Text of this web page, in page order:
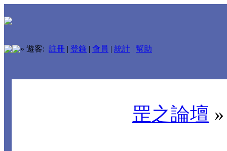
» 遊客: 註冊 | 登錄 | 會員 | 統計 | 幫助
罡之論壇